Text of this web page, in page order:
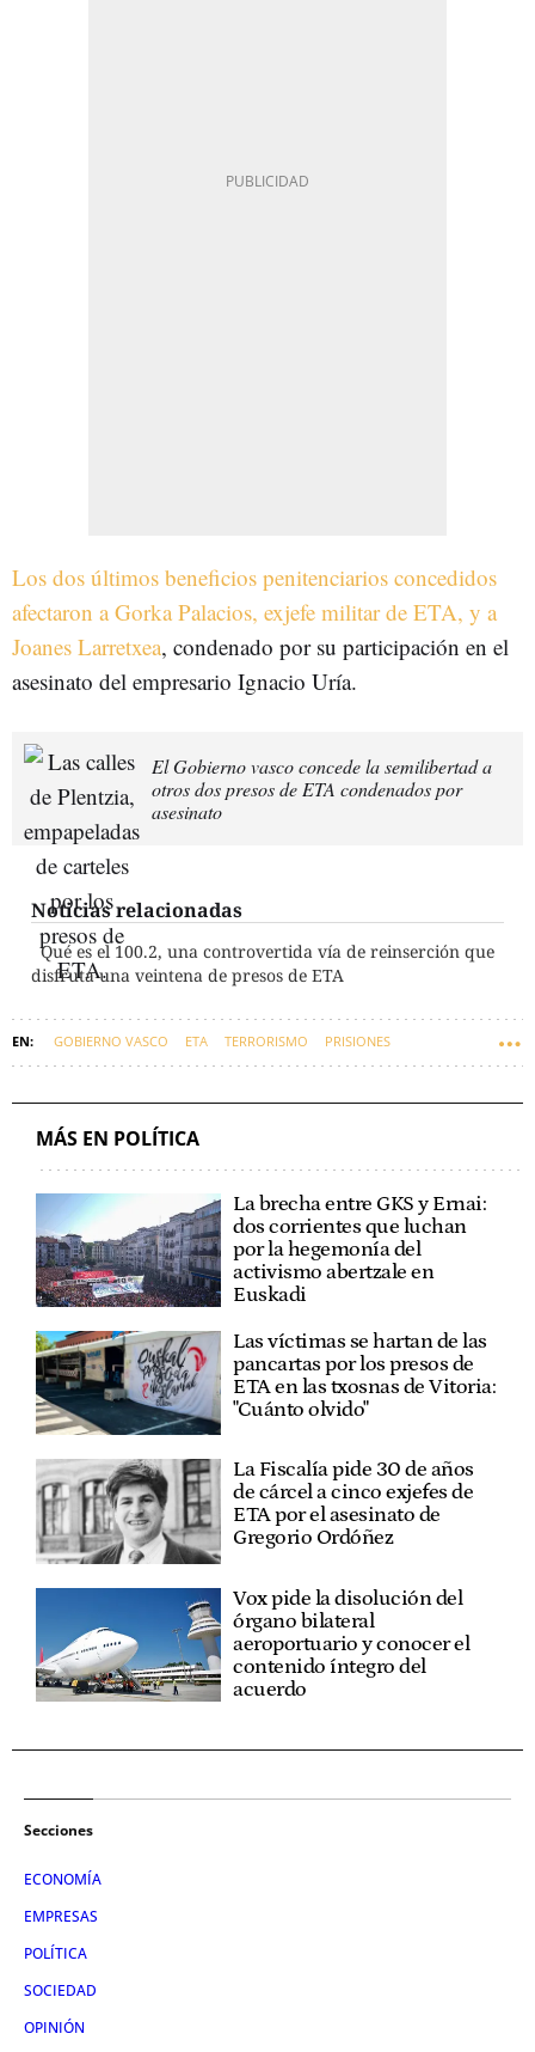
Los dos últimos beneficios penitenciarios concedidos
afectaron a Gorka Palacios, exjefe militar de ETA, y a
Joanes Larretxea, condenado por su participación en el
asesinato del empresario Ignacio Uría.
El Gobierno vasco concede la semilibertad a
otros dos presos de ETA condenados por
asesinato
Noticias relacionadas
Qué es el 100.2, una controvertida vía de reinserción que
disfruta una veintena de presos de ETA
GOBIERNO VASCO ETA TERRORISMO PRISIONES
MÁS EN POLÍTICA
La brecha entre GKS y Ernai:
dos corrientes que luchan
por la hegemonía del
activismo abertzale en
Euskadi
Las víctimas se hartan de las
pancartas por los presos de
ETA en las txosnas de Vitoria:
"Cuánto olvido"
La Fiscalía pide 30 de años
de cárcel a cinco exjefes de
ETA por el asesinato de
Gregorio Ordóñez
Vox pide la disolución del
órgano bilateral
aeroportuario y conocer el
contenido íntegro del
acuerdo
Secciones
ECONOMÍA
EMPRESAS
POLÍTICA
SOCIEDAD
OPINIÓN